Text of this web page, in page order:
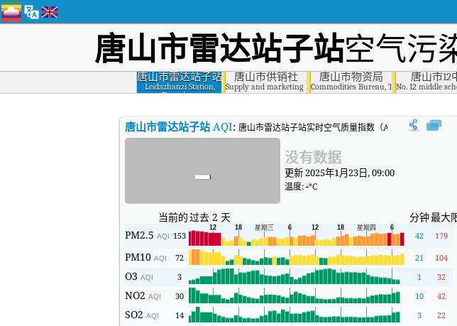
唐山市雷达站子站空气污
唐山市雷达站子站
Leidazhanzi Station,
Tangshan
唐山市供销社
Supply and marketing cooperatives, Tangshan
唐山市物资局
Commodities Bureau, Tangshan
唐山市12
No. 12 middle
唐山市雷达站子站AQI: 唐山市雷达站子站实时空气质量指数（AQI）。
- 没有数据
更新 2025年1月23日, 09:00
温度:-°C
当前的过去 2 天 分钟最大
PM2.5 AQI 153 42 179
PM10 AQI 72 21 104
O3 AQI 3 1 32
NO2 AQI 30 10 42
SO2 AQI 14 3 22